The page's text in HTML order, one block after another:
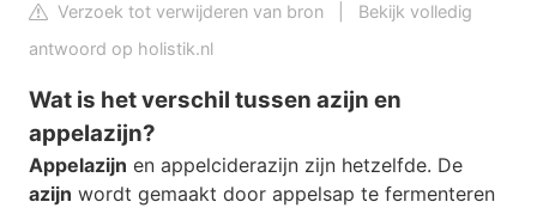
Verzoek tot verwijderen van bron
Bekijk volledig
antwoord op holistik.nl
Wat is het verschil tussen azijn en
appelazijn?
Appelazijn en appelciderazijn zijn hetzelfde. De
azijn wordt gemaakt door appelsap te fermenteren